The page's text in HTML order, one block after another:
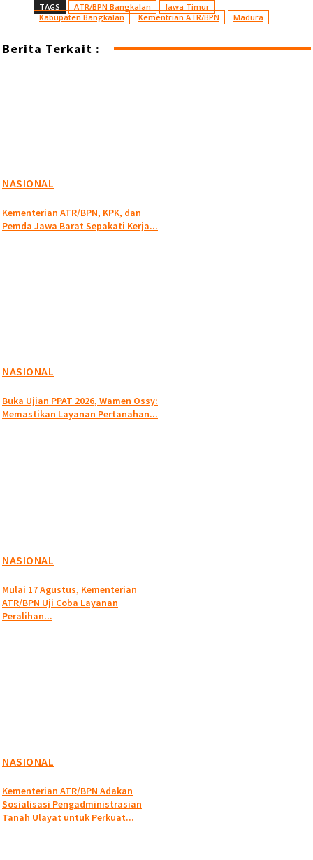
TAGS ATR/BPN Bangkalan
Jawa Timur
Kabupaten Bangkalan
Kementrian ATR/BPN Madura
Berita Terkait :
NASIONAL
Kementerian ATR/BPN, KPK, dan
Pemda Jawa Barat Sepakati Kerja...
NASIONAL
Buka Ujian PPAT 2026, Wamen Ossy:
Memastikan Layanan Pertanahan...
NASIONAL
Mulai 17 Agustus, Kementerian
ATR/BPN Uji Coba Layanan
Peralihan...
NASIONAL
Kementerian ATR/BPN Adakan
Sosialisasi Pengadministrasian
Tanah Ulayat untuk Perkuat...